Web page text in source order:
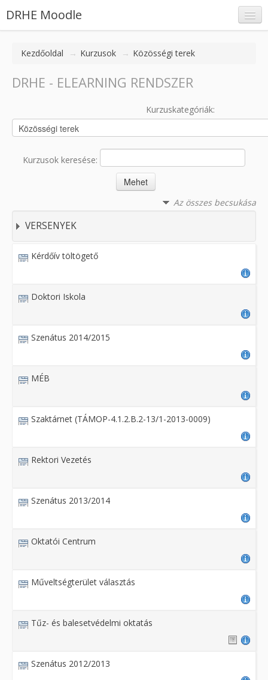
DRHE Moodle
Kezdőoldal → Kurzusok → Közösségi terek
DRHE - ELEARNING RENDSZER
Kurzuskategóriák:
Kurzusok keresése:
Az összes becsukása
VERSENYEK
Kérdőív töltögető
Doktori Iskola
Szenátus 2014/2015
MÉB
Szaktárnet (TÁMOP-4.1.2.B.2-13/1-2013-0009)
Rektori Vezetés
Szenátus 2013/2014
Oktatói Centrum
Műveltségterület választás
Tűz- és balesetvédelmi oktatás
Szenátus 2012/2013